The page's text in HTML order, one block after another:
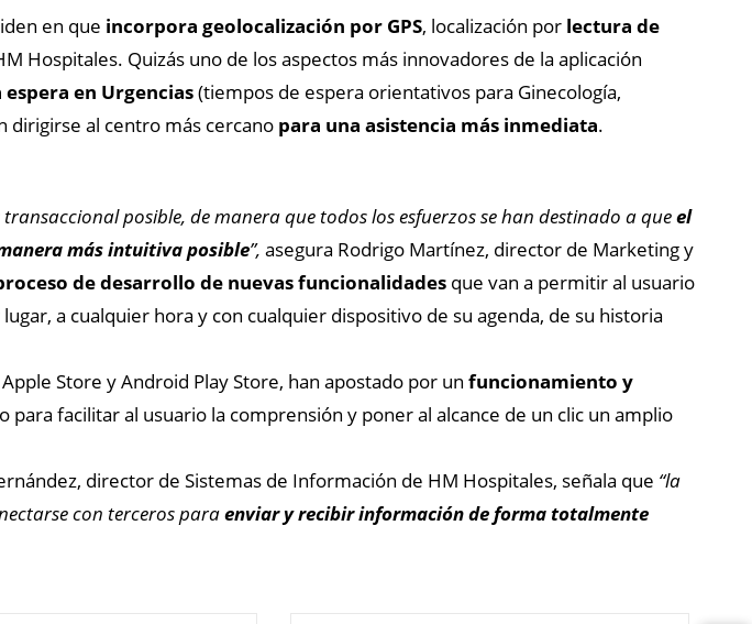
en que incorpora geolocalización por GPS, localización por lectura de
Hospitales. Quizás uno de los aspectos más innovadores de la aplicación
en Urgencias(tiempos de espera orientativos para Ginecología,
dirigirse al centro más cercano para una asistencia más inmediata.
posible, de manera que todos los esfuerzos se han destinado a queel
más intuitiva posible”, asegura Rodrigo Martínez, director de Marketing y
de desarrollo de nuevas funcionalidades que van a permitir al usuario
a cualquier hora y con cualquier dispositivo de su agenda, de su historia
Store y Android Play Store, han apostado por un funcionamiento y
para facilitar al usuario la comprensión y poner al alcance de un clic un amplio
director de Sistemas de Información de HM Hospitales, señala que “la
con terceros paraenviar y recibir información de forma totalmente